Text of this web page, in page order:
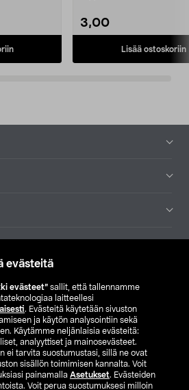
evästeitä
evästeet” sallit, että tallennamme
laitteellesi
. Evästeitä käytetään sivuston
ja käytön analysointiin sekä
Käytämme neljänlaisia evästeitä:
analyyttiset ja mainosevästeet.
ei tarvita suostumustasi, sillä ne ovat
sisällön toimimisen kannalta. Voit
painamalla Asetukset. Evästeiden
Voit perua suostumuksesi milloin
3,00
Lisää ostoskoriin
Etsi myymälä
SE NO FI
FI SV